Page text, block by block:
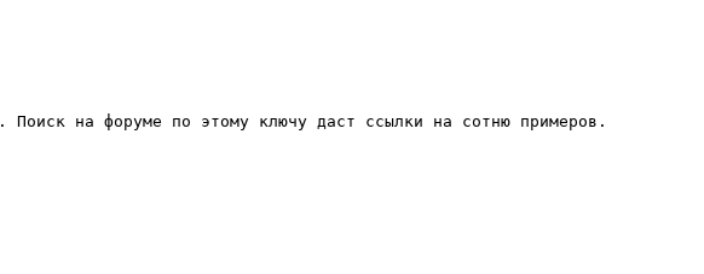
. Поиск на форуме по этому ключу даст ссылки на сотню примеров.